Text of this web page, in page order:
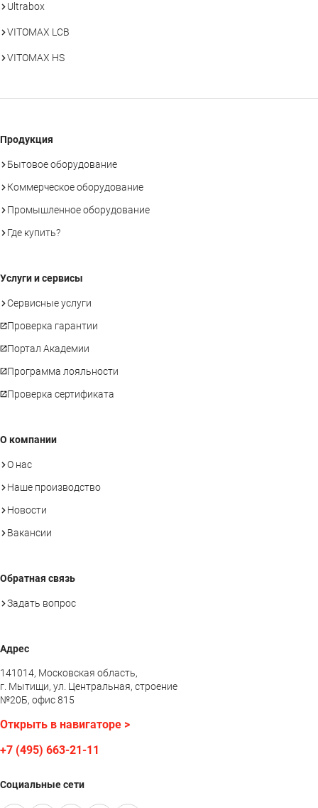
Ultrabox
VITOMAX LCB
VITOMAX HS
Продукция
Бытовое оборудование
Коммерческое оборудование
Промышленное оборудование
Где купить?
Услуги и сервисы
Сервисные услуги
Проверка гарантии
Портал Академии
Программа лояльности
Проверка сертификата
О компании
О нас
Наше производство
Новости
Вакансии
Обратная связь
Задать вопрос
Адрес
141014, Московская область,
г. Мытищи, ул. Центральная, строение
№20Б, офис 815
Открыть в навигаторе >
+7 (495) 663-21-11
Социальные сети